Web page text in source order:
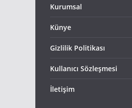
Kurumsal
Künye
Gizlilik Politikası
Kullanıcı Sözleşmesi
İletişim